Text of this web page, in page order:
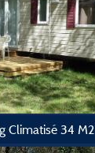
Climatisé 34 M2